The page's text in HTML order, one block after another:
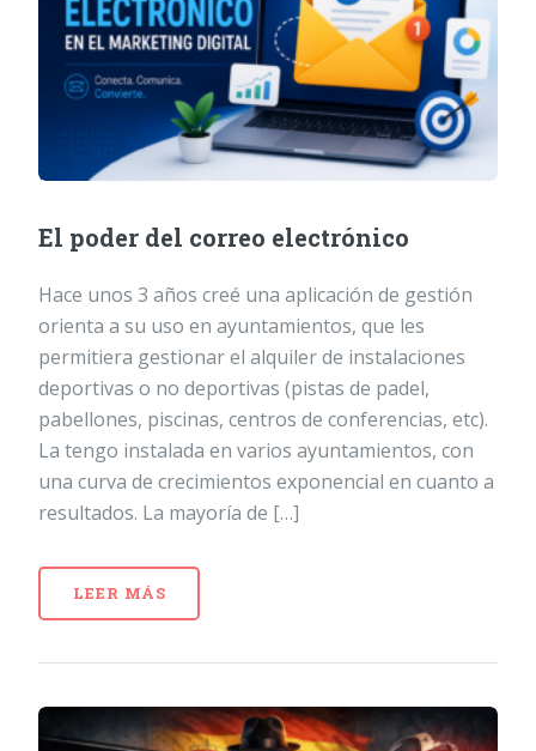
El poder del correo electrónico
Hace unos 3 años creé una aplicación de gestión
orienta a su uso en ayuntamientos, que les
permitiera gestionar el alquiler de instalaciones
deportivas o no deportivas (pistas de padel,
pabellones, piscinas, centros de conferencias, etc).
La tengo instalada en varios ayuntamientos, con
una curva de crecimientos exponencial en cuanto a
resultados. La mayoría de […]
LEER MÁS